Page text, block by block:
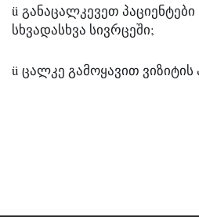
ü განაცალკევეთ
სხვადასხვა სივრცეში;
ü ცალკე გამოყავით